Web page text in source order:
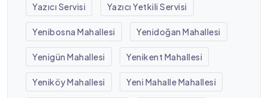
Yazıcı Servisi Yazıcı Yetkili Servisi
Yenibosna Mahallesi Yenidoğan Mahallesi
Yenigün Mahallesi Yenikent Mahallesi
Yeniköy Mahallesi Yeni Mahalle Mahallesi